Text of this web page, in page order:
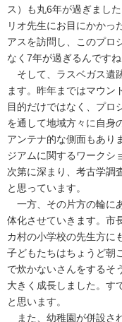
ス）も丸6年が過ぎまし
リオ先生にお目にかかっ
アスを訪問し、このプロ
なく7年が過ぎるんですね
そして、ラスベガス遺
ます。昨年まではマウン
目的だけではなく、プロ
を通して地域方々に自身
アンテナ的な側面もあり
ジアムに関するワークシ
次第に深まり、考古学調
と思っています。
一方、その片方の輪に
体化させていきます。市
カ村の小学校の先生方に
子どもたちはちょうど朝
で炊かないさんをするそ
大きく成長しました。す
と思います。
また、幼稚園が併設さ